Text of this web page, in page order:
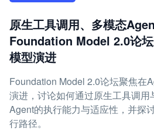
原生工具调用、多模态
Foundation Model 2.0论
模型演进
Foundation Model 2.0论坛聚焦在
演进，讨论如何通过原生工具调用
Agent的执行能力与适应性，并探
行路径。